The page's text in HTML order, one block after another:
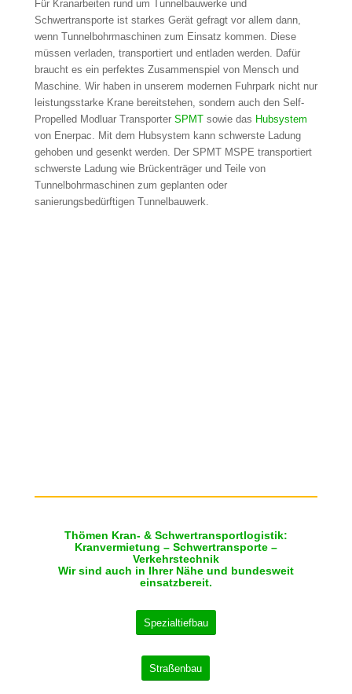
Für Kranarbeiten rund um Tunnelbauwerke und
Schwertransporte ist starkes Gerät gefragt vor allem dann,
wenn Tunnelbohrmaschinen zum Einsatz kommen. Diese
müssen verladen, transportiert und entladen werden. Dafür
braucht es ein perfektes Zusammenspiel von Mensch und
Maschine. Wir haben in unserem modernen Fuhrpark nicht nur
leistungsstarke Krane bereitstehen, sondern auch den Self-
Propelled Modluar Transporter SPMTsowie das Hubsystem
von Enerpac. Mit dem Hubsystem kann schwerste Ladung
gehoben und gesenkt werden. Der SPMT MSPE transportiert
schwerste Ladung wie Brückenträger und Teile von
Tunnelbohrmaschinen zum geplanten oder
sanierungsbedürftigen Tunnelbauwerk.
Thömen Kran- & Schwertransportlogistik:
Kranvermietung – Schwertransporte –
Verkehrstechnik
Wir sind auch in Ihrer Nähe und bundesweit
einsatzbereit.
Spezialtiefbau
Straßenbau